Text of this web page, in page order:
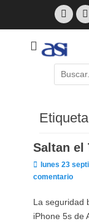
Cuidando Tu
Buscar
por:
Posteado enPor
Posteado enPor
Posteado enPor
Posteado enPor
Posteado enPor
Saltan el
Publicado
el
lunes 23
comentario
La seguridad
iPhone 5s de